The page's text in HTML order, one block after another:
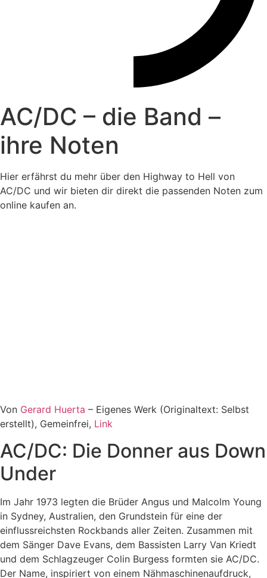
AC/DC – die Band –
ihre Noten
Hier erfährst du mehr über den Highway to Hell von
AC/DC und wir bieten dir direkt die passenden Noten zum
online kaufen an.
Von Gerard Huerta – Eigenes Werk (Originaltext: Selbst
erstellt), Gemeinfrei, Link
AC/DC: Die Donner aus Down
Under
Im Jahr 1973 legten die Brüder Angus und Malcolm Young
in Sydney, Australien, den Grundstein für eine der
einflussreichsten Rockbands aller Zeiten. Zusammen mit
dem Sänger Dave Evans, dem Bassisten Larry Van Kriedt
und dem Schlagzeuger Colin Burgess formten sie AC/DC.
Der Name, inspiriert von einem Nähmaschinenaufdruck,